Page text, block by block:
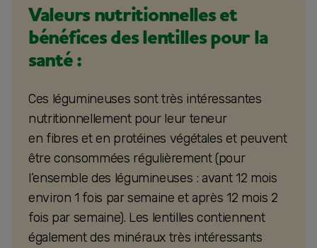
Valeurs nutritionnelles et
bénéfices des lentilles pour la
santé :
Ces légumineuses sont très intéressantes
nutritionnellement pour leur teneur
en fibres et en protéines végétales et peuvent
être consommées régulièrement (pour
l’ensemble des légumineuses : avant 12 mois
environ 1 fois par semaine et après 12 mois 2
fois par semaine). Les lentilles contiennent
également des minéraux très intéressants